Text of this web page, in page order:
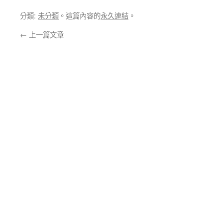
分類: 未分類 。這篇內容的永久連結 。
← 上一篇文章